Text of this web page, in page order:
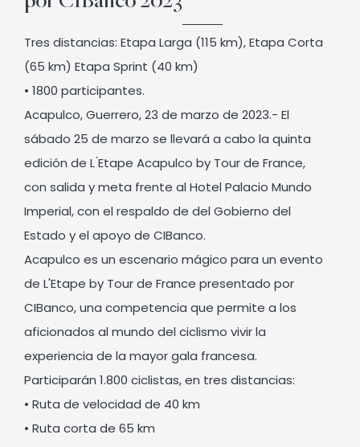
Tres distancias: Etapa Larga (115 km), Etapa Corta
(65 km) Etapa Sprint (40 km)
• 1800 participantes.
Acapulco, Guerrero, 23 de marzo de 2023.- El
sábado 25 de marzo se llevará a cabo la quinta
edición de L ́Etape Acapulco by Tour de France,
con salida y meta frente al Hotel Palacio Mundo
Imperial, con el respaldo de del Gobierno del
Estado y el apoyo de CIBanco.
Acapulco es un escenario mágico para un evento
de L'Etape by Tour de France presentado por
CIBanco, una competencia que permite a los
aficionados al mundo del ciclismo vivir la
experiencia de la mayor gala francesa.
Participarán 1.800 ciclistas, en tres distancias:
• Ruta de velocidad de 40 km
• Ruta corta de 65 km